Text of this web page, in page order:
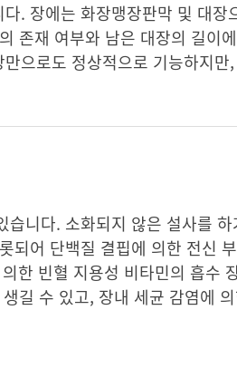
. 장에는 화장맹장판막 및 대장
존재 여부와 남은 대장의 길이
으로도 정상적으로 기능하지만
니다. 소화되지 않은 설사를
되어 단백질 결핍에 의한 전신
한 빈혈 지용성 비타민의 흡수
길 수 있고, 장내 세균 감염에